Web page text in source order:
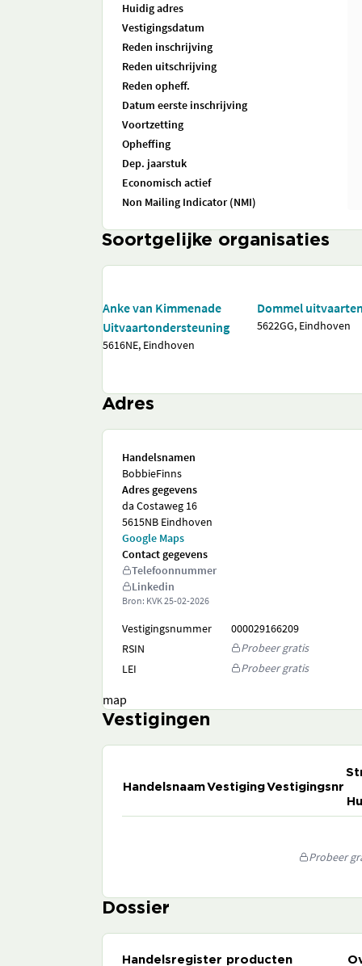
Huidig adres
Vestigingsdatum
Reden inschrijving
Reden uitschrijving
Reden opheff.
Datum eerste inschrijving
Voortzetting
Opheffing
Dep. jaarstuk
Economisch actief
Non Mailing Indicator (NMI)
Soortgelijke organisaties
Anke van Kimmenade
Uitvaartondersteuning
5616NE, Eindhoven
Dommel
5622GG, Eindhoven
Adres
Handelsnamen
BobbieFinns
Adres gegevens
da Costaweg 16
5615NB Eindhoven
Google Maps
Contact gegevens
Telefoonnummer
Linkedin
Bron: KVK25-02-2026
Vestigingsnummer
000029166209
RSIN
Probeer gratis
LEI
Probeer gratis
map
Vestigingen
HandelsnaamVestigingVestigingsnr
Probeer
Dossier
Handelsregister producten